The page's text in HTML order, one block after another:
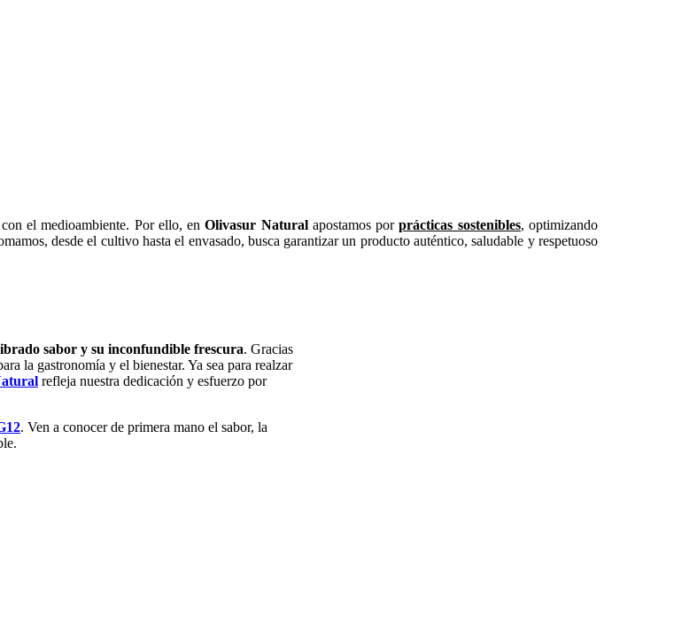
el medioambiente. Por ello, enOlivasur Naturalapostamos porprácticas sostenibles, optimizando
desde el cultivo hasta el envasado, busca garantizar un producto auténtico, saludable y respetuoso
sabor y su inconfundible frescura. Gracias
la gastronomía y el bienestar. Ya sea para realzar
refleja nuestra dedicación y esfuerzo por
. Ven a conocer de primera mano el sabor, la